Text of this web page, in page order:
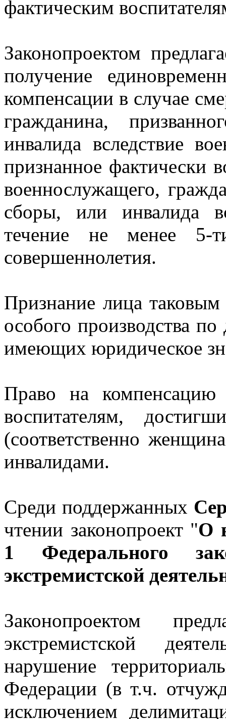
фактическим
Законопроектом
получение
компенсации в случае
гражданина,
инвалида вследствие
признанное фактически
военнослужащего,
сборы, или инвалида
течение не менее 5-
совершеннолетия.
Признание лица
особого производства
имеющих юридическое
Право на компенсацию
воспитателям,
(соответственно
инвалидами.
Среди поддержанных
чтении законопроект "О
1 Федерального
экстремистской
Законопроектом
экстремистской
нарушение
Федерации (в т.ч.
исключением